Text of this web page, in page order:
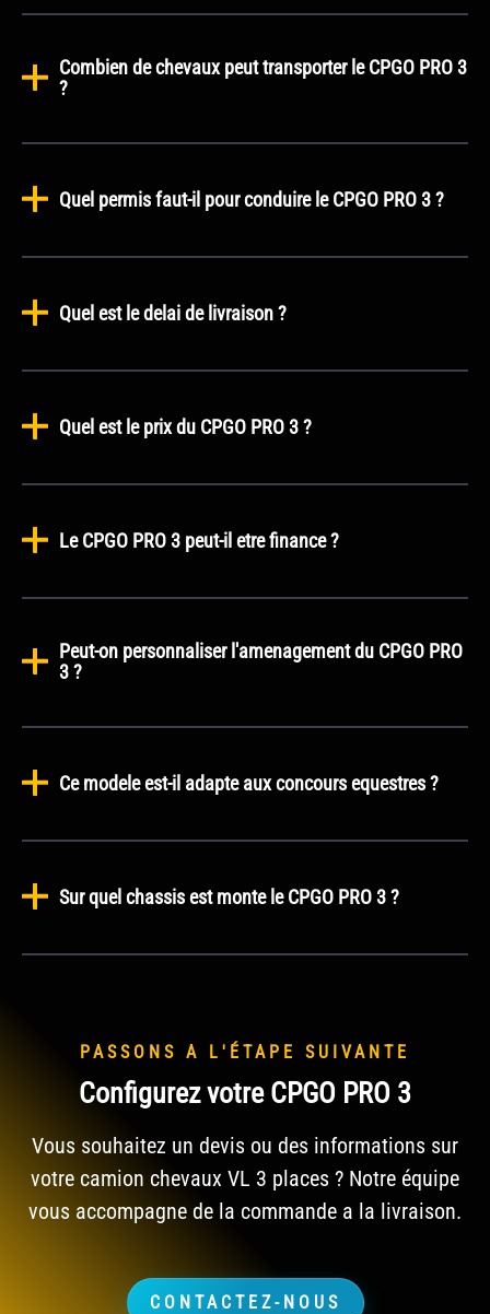
Combien de chevaux peut transporter le CPGO PRO 3
?
Quel permis faut-il pour conduire le CPGO PRO 3 ?
Quel est le delai de livraison ?
Quel est le prix du CPGO PRO 3 ?
Le CPGO PRO 3 peut-il etre finance ?
Peut-on personnaliser l'amenagement du CPGO PRO
3 ?
Ce modele est-il adapte aux concours equestres ?
Sur quel chassis est monte le CPGO PRO 3 ?
PASSONS A L'ÉTAPE SUIVANTE
Configurez votre CPGO PRO 3
Vous souhaitez un devis ou des informations sur
votre camion chevaux VL 3 places ? Notre équipe
vous accompagne de la commande a la livraison.
CONTACTEZ-NOUS